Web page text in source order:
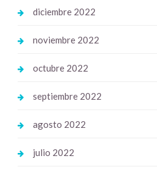
diciembre 2022
noviembre 2022
octubre 2022
septiembre 2022
agosto 2022
julio 2022